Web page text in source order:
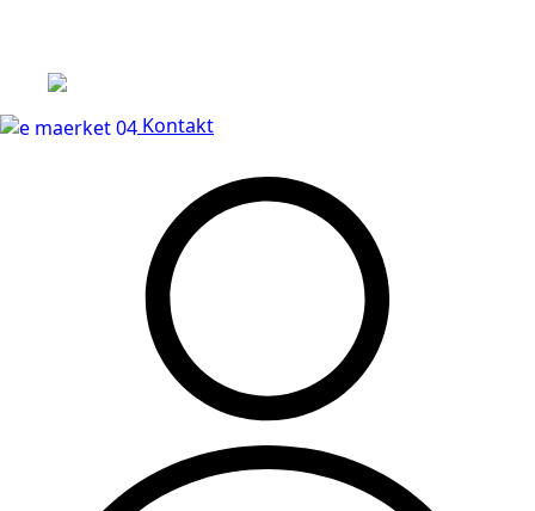
Kontakt